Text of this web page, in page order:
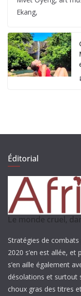
Ekang,
Éditorial
Le monde cruel,
Stratégies de combats
2020 s’en est allée, et
s’en aille également
désolations et surtout
choux gras des titres